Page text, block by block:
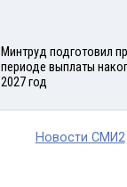
Минтруд подготовил
периоде выплаты
2027 год
Новости СМИ2